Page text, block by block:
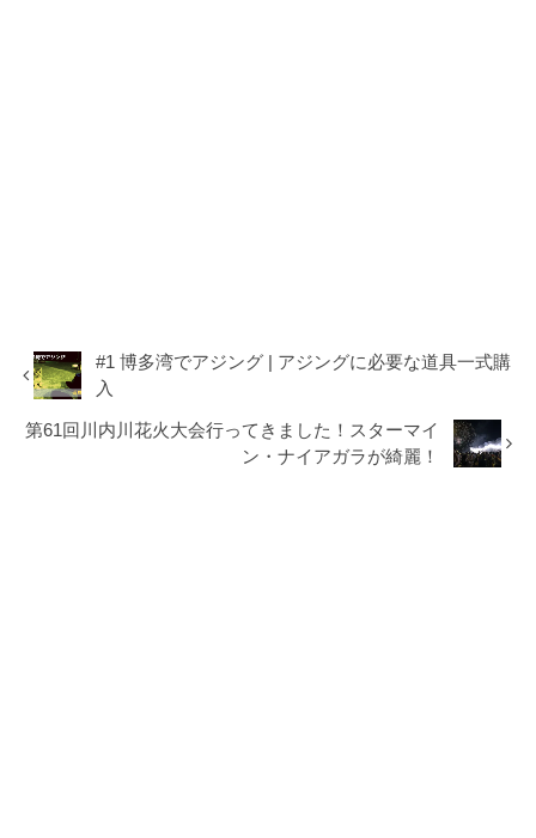
#1 博多湾でアジング | アジングに必要な道具一式購
入
第61回川内川花火大会行ってきました！スターマイ
ン・ナイアガラが綺麗！